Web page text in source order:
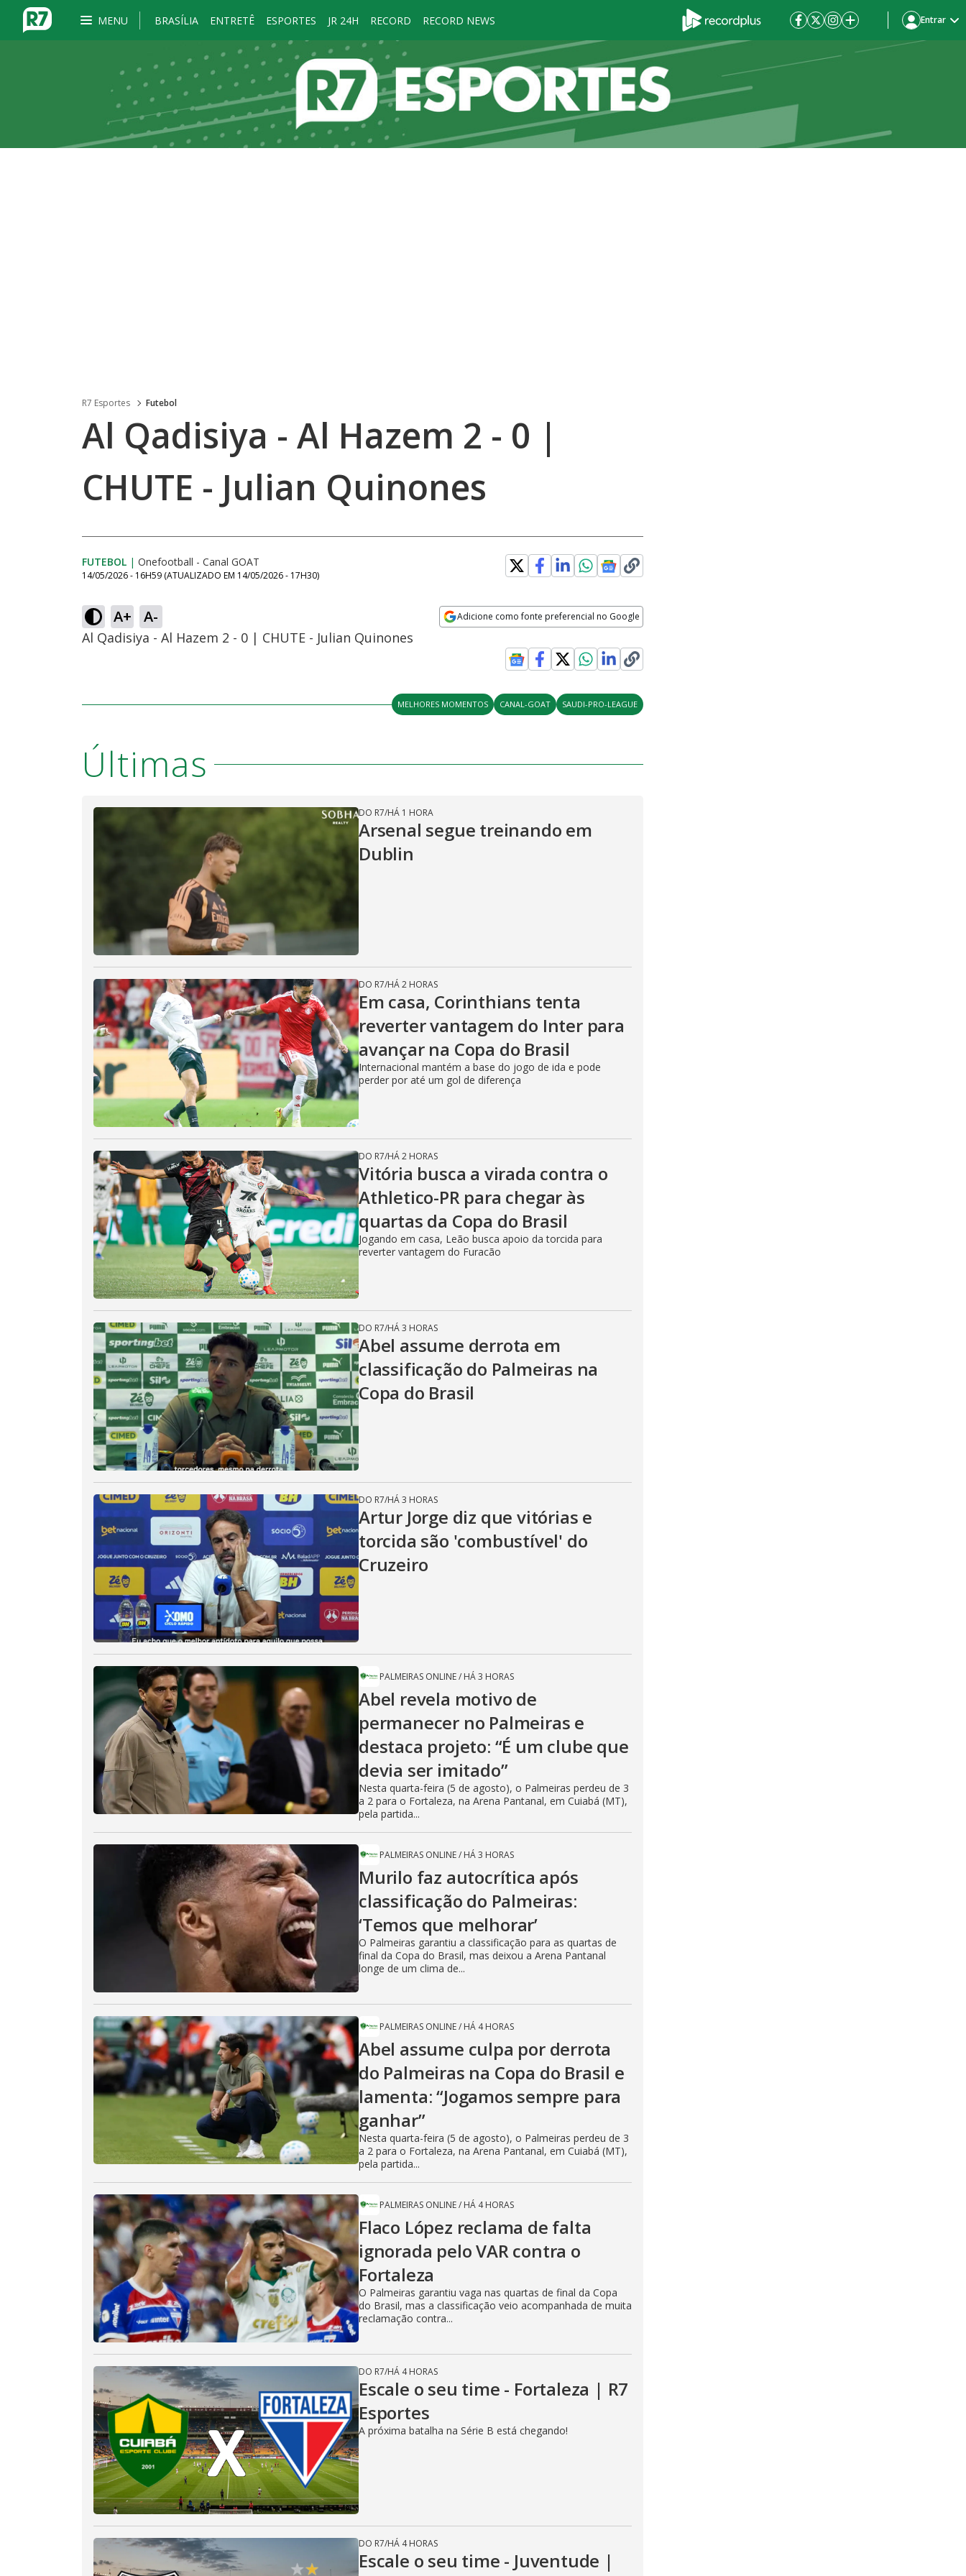
MENU BRASÍLIA ENTRETÊ ESPORTES JR 24H RECORD RECORD NEWS Entrar
R7 Esportes Futebol
Al Qadisiya - Al Hazem 2 - 0 |
CHUTE - Julian Quinones
FUTEBOL | Onefootball - Canal GOAT
14/05/2026 - 16H59 (ATUALIZADO EM 14/05/2026 - 17H30)
A+ A- Adicione como fonte preferencial no Google
Al Qadisiya - Al Hazem 2 - 0 | CHUTE - Julian Quinones
MELHORES MOMENTOS CANAL-GOAT SAUDI-PRO-LEAGUE
Últimas
DO R7/HÁ 1 HORA
Arsenal segue treinando em
Dublin
DO R7/HÁ 2 HORAS
Em casa, Corinthians tenta
reverter vantagem do Inter para
avançar na Copa do Brasil
Internacional mantém a base do jogo de ida e pode
perder por até um gol de diferença
DO R7/HÁ 2 HORAS
Vitória busca a virada contra o
Athletico-PR para chegar às
quartas da Copa do Brasil
Jogando em casa, Leão busca apoio da torcida para
reverter vantagem do Furacão
DO R7/HÁ 3 HORAS
Abel assume derrota em
classificação do Palmeiras na
Copa do Brasil
DO R7/HÁ 3 HORAS
Artur Jorge diz que vitórias e
torcida são 'combustível' do
Cruzeiro
PALMEIRAS ONLINE/ HÁ 3 HORAS
Abel revela motivo de
permanecer no Palmeiras e
destaca projeto: “É um clube que
devia ser imitado”
Nesta quarta-feira (5 de agosto), o Palmeiras perdeu de 3
a 2 para o Fortaleza, na Arena Pantanal, em Cuiabá (MT),
pela partida...
PALMEIRAS ONLINE/ HÁ 3 HORAS
Murilo faz autocrítica após
classificação do Palmeiras:
‘Temos que melhorar’
O Palmeiras garantiu a classificação para as quartas de
final da Copa do Brasil, mas deixou a Arena Pantanal
longe de um clima de...
PALMEIRAS ONLINE/ HÁ 4 HORAS
Abel assume culpa por derrota
do Palmeiras na Copa do Brasil e
lamenta: “Jogamos sempre para
ganhar”
Nesta quarta-feira (5 de agosto), o Palmeiras perdeu de 3
a 2 para o Fortaleza, na Arena Pantanal, em Cuiabá (MT),
pela partida...
PALMEIRAS ONLINE/ HÁ 4 HORAS
Flaco López reclama de falta
ignorada pelo VAR contra o
Fortaleza
O Palmeiras garantiu vaga nas quartas de final da Copa
do Brasil, mas a classificação veio acompanhada de muita
reclamação contra...
DO R7/HÁ 4 HORAS
Escale o seu time - Fortaleza | R7
Esportes
A próxima batalha na Série B está chegando!
DO R7/HÁ 4 HORAS
Escale o seu time - Juventude |